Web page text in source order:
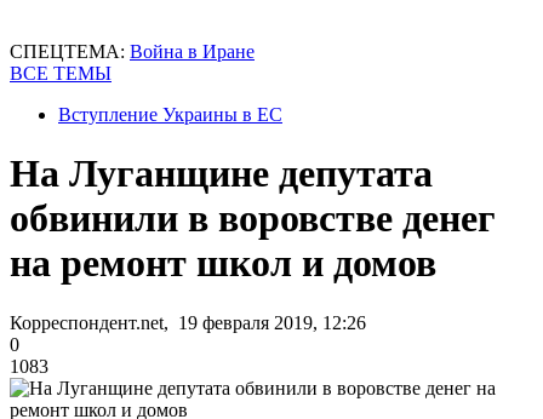
СПЕЦТЕМА: Война в Иране
ВСЕ ТЕМЫ
Вступление Украины в ЕС
На Луганщине депутата
обвинили в воровстве денег
на ремонт школ и домов
Корреспондент.net, 19 февраля 2019, 12:26
0
1083